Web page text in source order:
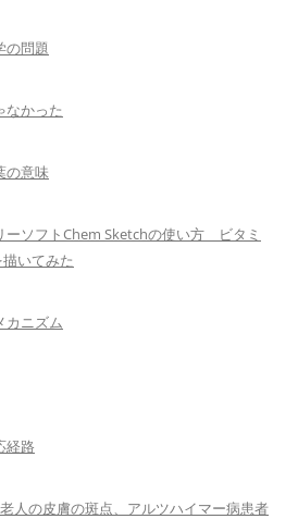
の問題
なかった
の意味
ーソフトChem Sketchの使い方 ビタミ
いてみた
カニズム
経路
人の皮膚の斑点、アルツハイマー病患者